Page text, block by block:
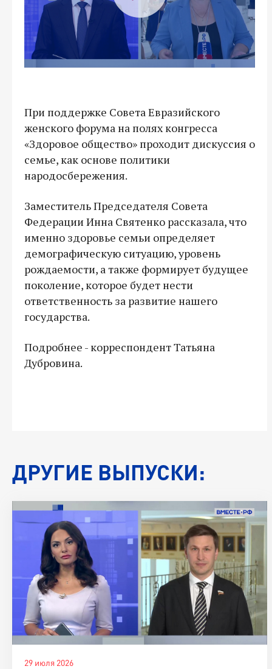
При поддержке Совета Евразийского
женского форума на полях конгресса
«Здоровое общество» проходит дискуссия о
семье, как основе политики
народосбережения.
Заместитель Председателя Совета
Федерации Инна Святенко рассказала, что
именно здоровье семьи определяет
демографическую ситуацию, уровень
рождаемости, а также формирует будущее
поколение, которое будет нести
ответственность за развитие нашего
государства.
Подробнее - корреспондент Татьяна
Дубровина.
ДРУГИЕ ВЫПУСКИ:
29 июля 2026